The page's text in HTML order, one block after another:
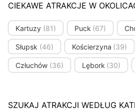
CIEKAWE ATRAKCJE W
Kartuzy (81) Puck (67)
Słupsk (46) Kościerzyna (39)
Człuchów (36) Lębork (30)
SZUKAJ ATRAKCJI WEDŁUG